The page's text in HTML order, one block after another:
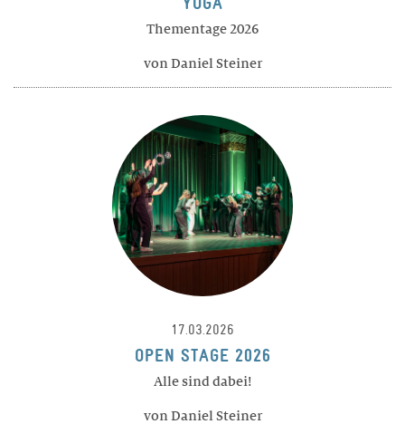
Thementage 2026
von Daniel Steiner
17.03.2026
OPEN STAGE 2026
Alle sind dabei!
von Daniel Steiner